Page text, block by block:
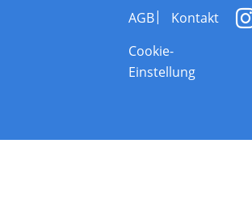
AGB
Kontakt
Cookie-
Einstellung